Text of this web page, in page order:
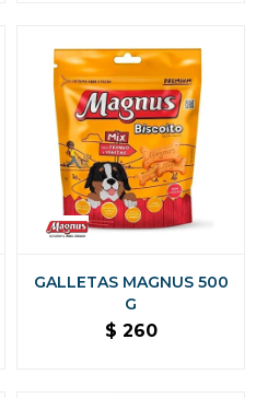
GALLETAS MAGNUS 500
G
$ 260